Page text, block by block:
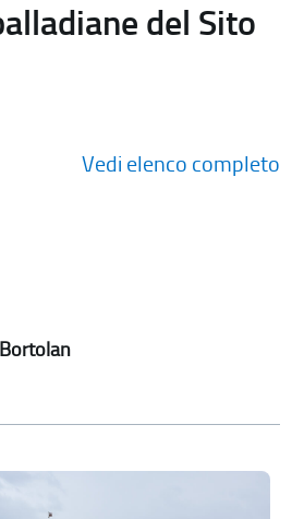
del Sito
Vedi elenco completo